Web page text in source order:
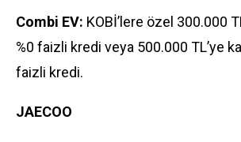
Combi EV: KOBİ’lere özel 300.000
%0 faizli kredi veya 500.000 TL’ye
faizli kredi.
JAECOO